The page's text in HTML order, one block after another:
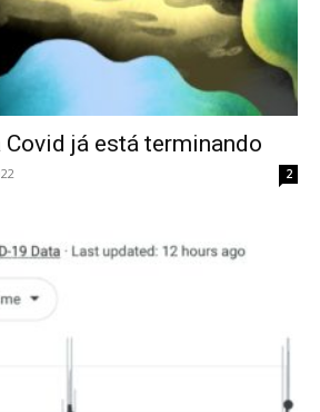
Covid já está terminando
2